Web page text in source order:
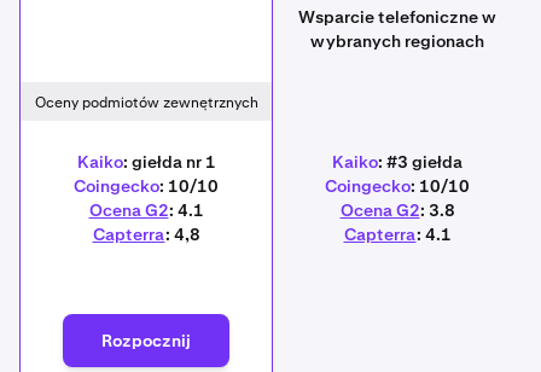
Wsparcie telefoniczne w
wybranych regionach
Oceny podmiotów zewnętrznych
Kaiko: giełda nr 1
Coingecko: 10/10
Ocena G2: 4.1
Capterra: 4,8
Kaiko: #3 giełda
Coingecko: 10/10
Ocena G2: 3.8
Capterra: 4.1
Rozpocznij